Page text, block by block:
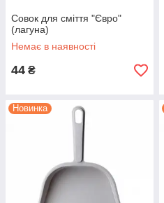
Совок для сміття "Євро"
(лагуна)
Немає в наявності
44 ₴
Новинка